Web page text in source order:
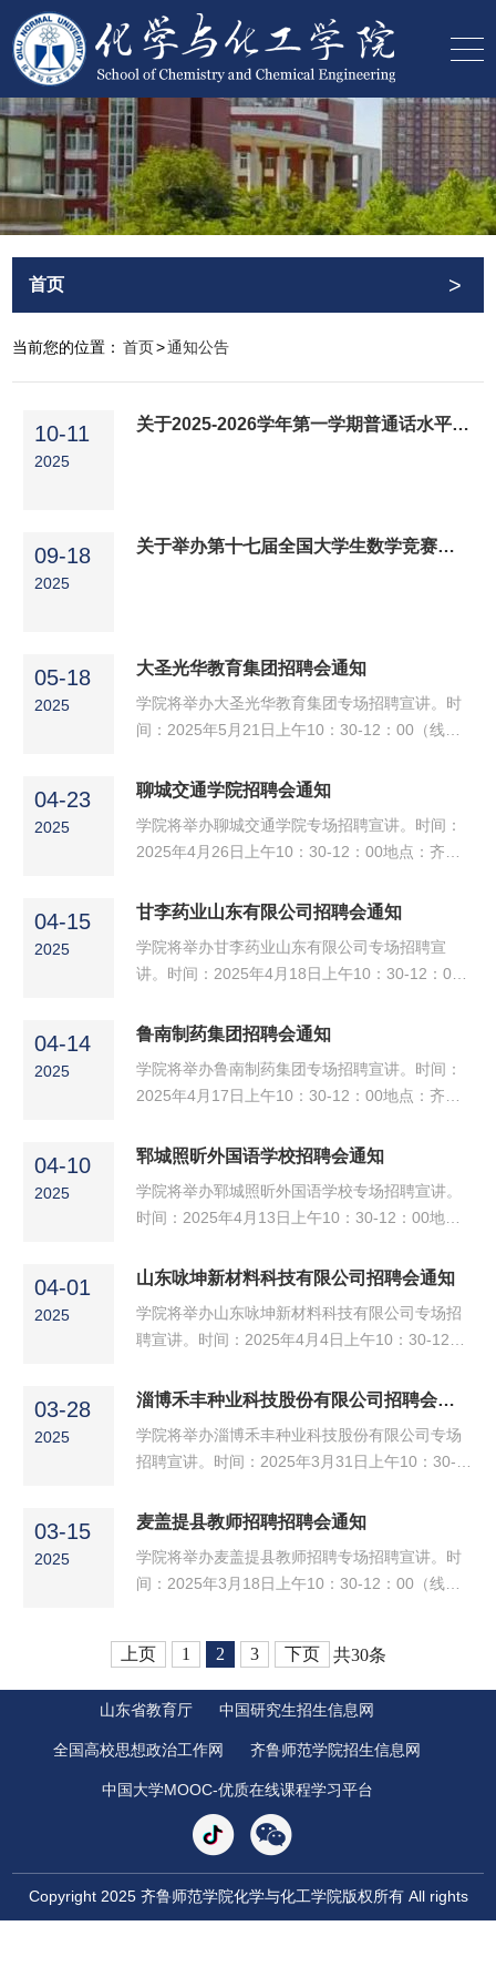
首页 >
当前您的位置： 首页>通知公告
10-11
2025
关于2025-2026学年第一学期普通话水平测试报名工作的通知
09-18
2025
关于举办第十七届全国大学生数学竞赛暨第十六届山东省大学生数学竞赛的通知
05-18
2025
大圣光华教育集团招聘会通知
​学院将举办大圣光华教育集团专场招聘宣讲。时
间：2025年5月21日上午10：30-12：00（线
计算机讲师、NISP讲师、大数据讲师、语文讲
专业，有相关实习经历者优先，专业基础扎实，
能独立授课者优先考虑。2.考研班主任、专升本
究生考试的经历。3.专升本销售、高校咨询讲
师、大数据会销，本科以上...
04-23
2025
聊城交通学院招聘会通知
学院将举办聊城交通学院专场招聘宣讲。时间：
2025年4月26日上午10：30-12：00地点：齐鲁
位及条件：英语教师、药学专业教师、护理专业
教师、自动控制、机电专业教师、机械专业教
师、计算机软件教师、计算机网络教师、酒店管
工作经验者优先，拥有高中或中职教师资格证者
优先录用。请参会同学提...
04-15
2025
甘李药业山东有限公司招聘会通知
学院将举办甘李药业山东有限公司专场招聘宣
讲。时间：2025年4月18日上午10：30-12：00
议室招聘岗位及条件：1.生物药方向（原料/制
员。2.抗体药方向（原料/制剂），药学类、化学
类、生物类等相关专业人员。3.化学药方向（原
专业人员。4.医疗器械方向（生产/工艺），机械
类、电气类、模具类等相关...
04-14
2025
鲁南制药集团招聘会通知
学院将举办鲁南制药集团专场招聘宣讲。时间：
2025年4月17日上午10：30-12：00地点：齐鲁
位及条件：1.医学专员，医学、药学、生物、护
学、临床药学、中药学等相关专业 本科及以上。
3.医药信息沟通专员，全日制本科及以上学历，
上学历，专业不限。5.益生菌产品专员，生物相
关专业，本科及以上，原...
04-10
2025
郓城照昕外国语学校招聘会通知
学院将举办郓城照昕外国语学校专场招聘宣讲。
时间：2025年4月13日上午10：30-12：00地
室招聘岗位及条件：高中全科教师，初中全科教
全日制四年制及以上），持有教师资格证，教师
资格证学段原则上与申报学段一致或高于申报学
料，准时到场参加。化学与化工学院团总支2025
年4月10日
04-01
2025
山东咏坤新材料科技有限公司招聘会通知
学院将举办山东咏坤新材料科技有限公司专场招
聘宣讲。时间：2025年4月4日上午10：30-12：
会议室招聘岗位及条件:负极材料研发助理工程
工类相关专业，有负极材料制备经验者优先。请
参会同学提前准备好个人简历等应聘材料，准时
日
03-28
2025
淄博禾丰种业科技股份有限公司招聘会通知
学院将举办淄博禾丰种业科技股份有限公司专场
招聘宣讲。时间：2025年3月31日上午10：30-
B310会议室招聘岗位及条件：1.科研助理，研究
关专业，有相关科研工作经验者优先。2.办公室
文员，大专及以上学历，文学、新闻编辑等相关
上学历，熟练运用短视频剪辑软件，实验员，大
03-15
2025
⻨盖提县教师招聘招聘会通知
​学院将举办麦盖提县教师招聘专场招聘宣讲。时
间：2025年3月18日上午10：30-12：00（线
须达到二级乙等及以上标准；报考语文学科人
员，普通话水平须达到二级甲等以上标准。请参
会同学提前准备好个人简历等应聘材料，准时到
场参加。化学与化工学院团总支2025年3月15日
上页 1 2 3 下页 共30条
山东省教育厅 中国研究生招生信息网
全国高校思想政治工作网 齐鲁师范学院招生信息网
中国大学MOOC-优质在线课程学习平台
Copyright 2025 齐鲁师范学院化学与化工学院版权所有 All rights